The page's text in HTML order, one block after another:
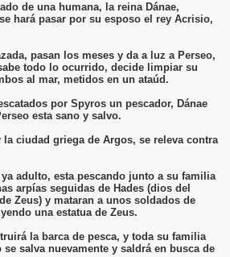
de una humana, la reina Dánae,
hará pasar por su esposo el rey Acrisio,
pasan los meses y da a luz a Perseo,
todo lo ocurrido, decide limpiar su
al mar, metidos en un ataúd.
por Spyros un pescador, Dánae
esta sano y salvo.
ciudad griega de Argos, se releva contra
adulto, esta pescando junto a su familia
arpías seguidas de Hades (dios del
Zeus) y mataran a unos soldados de
una estatua de Zeus.
la barca de pesca, y toda su familia
salva nuevamente y saldrá en busca de